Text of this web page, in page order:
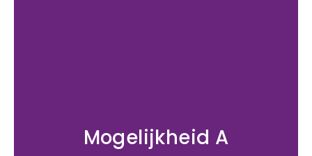
Mogelijkheid A